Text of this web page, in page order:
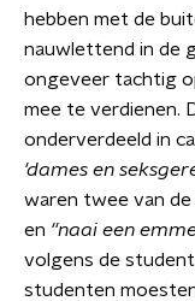
hebben met de
nauwlettend in de
ongeveer tachtig
mee te verdienen.
onderverdeeld in
'dames en
waren twee van
en ''naai een
volgens de
studenten